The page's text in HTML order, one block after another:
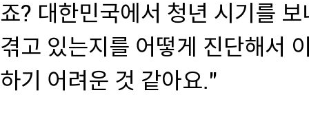
죠? 대한민국에서 청년 시기를
겪고 있는지를 어떻게 진단해서
하기 어려운 것 같아요."